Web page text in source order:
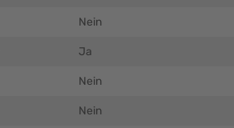
Nein
Ja
Nein
Nein